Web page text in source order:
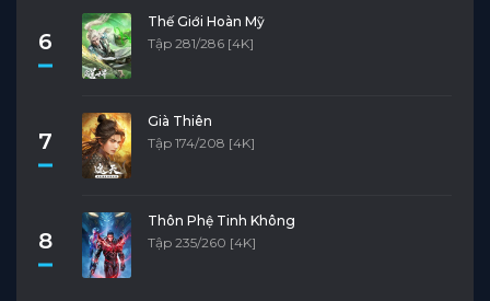
6
Thế Giới Hoàn Mỹ
Tập 281/286 [4K]
7
Già Thiên
Tập 174/208 [4K]
8
Thôn Phệ Tinh Không
Tập 235/260 [4K]